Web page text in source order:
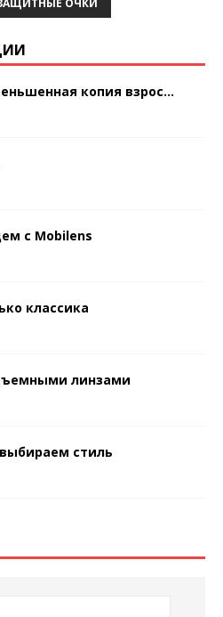
ОЧКИ
копия взрос...
с Mobilens
классика
линзами
стиль